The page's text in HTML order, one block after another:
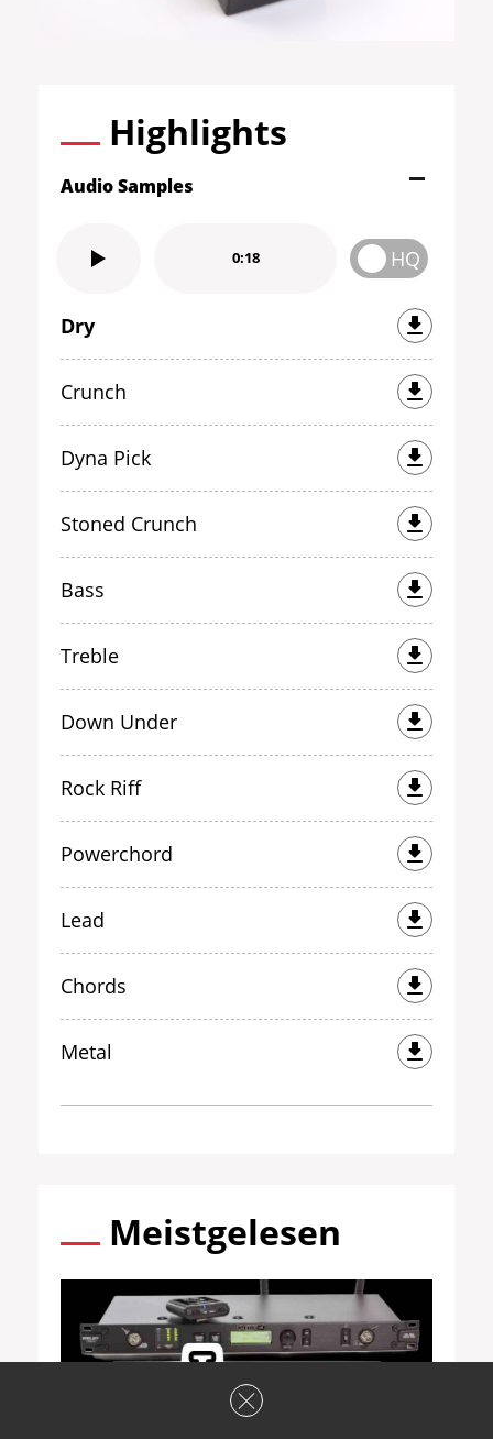
Highlights
Audio Samples
0:18 HQ
Dry
Crunch
Dyna Pick
Stoned Crunch
Bass
Treble
Down Under
Rock Riff
Powerchord
Lead
Chords
Metal
Meistgelesen